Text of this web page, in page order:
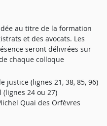
au titre de la formation
et des avocats. Les
seront délivrées sur
chaque colloque
justice (lignes 21, 38, 85, 96)
24 ou 27)
Quai des Orfèvres